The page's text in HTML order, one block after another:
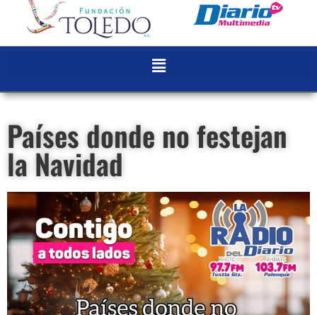
Países donde no festejan
la Navidad